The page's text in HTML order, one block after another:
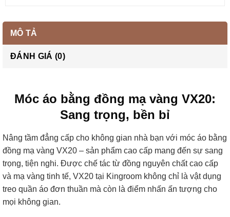
MÔ TẢ
ĐÁNH GIÁ (0)
Móc áo bằng đồng mạ vàng VX20:
Sang trọng, bền bỉ
Nâng tầm đẳng cấp cho không gian nhà bạn với móc áo bằng
đồng mạ vàng VX20 – sản phẩm cao cấp mang đến sự sang
trọng, tiện nghi. Được chế tác từ đồng nguyên chất cao cấp
và mạ vàng tinh tế, VX20 tại Kingroom không chỉ là vật dụng
treo quần áo đơn thuần mà còn là điểm nhấn ấn tượng cho
mọi không gian.